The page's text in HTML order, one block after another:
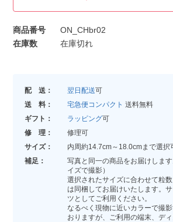
商品番号
ON_CHbr02
在庫数
在庫切れ
配 送： 翌日配送可
送 料：
宅急便コンパクト 送料無料
ギフト：
ラッピング可
修 理：
修理可
サイズ：
内周約14.7cm～18.0cmまで選択
補足：
写真と同一の商品をお届けしま
イズで撮影）
選択されたサイズに合わせて粒
は同梱してお届けいたします。
ツとしてご利用ください。
なるべく現物に近いカラーで撮
おりますが、ご利用の端末、デ